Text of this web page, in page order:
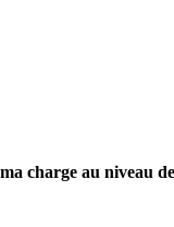
charge au niveau